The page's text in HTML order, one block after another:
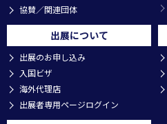
協賛／関連団体
出展について
出展のお申し込み
入国ビザ
海外代理店
出展者専用ページログイン